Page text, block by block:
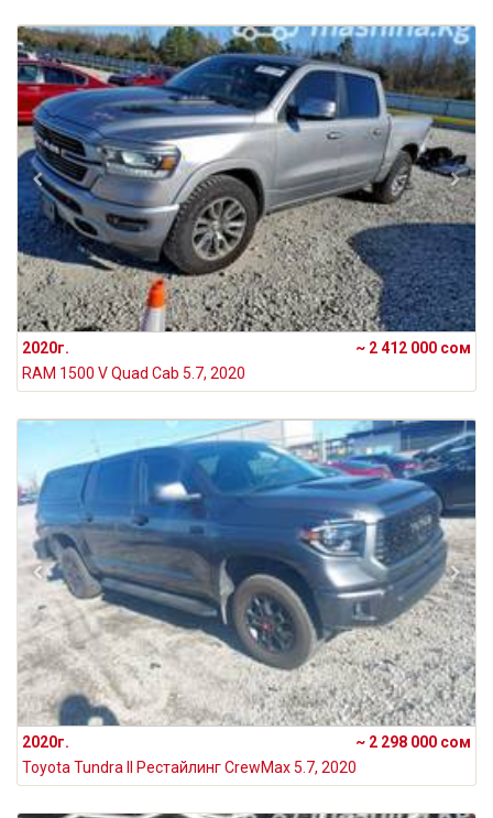
2020г.
~ 2 412 000 сом
RAM 1500 V Quad Cab 5.7, 2020
2020г.
~ 2 298 000 сом
Toyota Tundra II Рестайлинг CrewMax 5.7, 2020